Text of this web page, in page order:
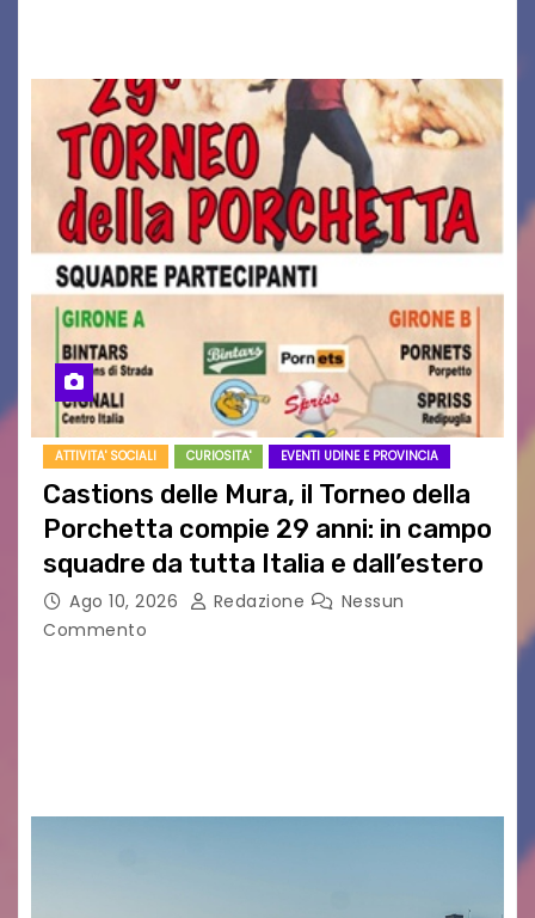
ATTIVITA' SOCIALI CURIOSITA' EVENTI UDINE E PROVINCIA
Castions delle Mura, il Torneo della
Porchetta compie 29 anni: in campo
squadre da tutta Italia e dall’estero
Ago 10, 2026 Redazione
Nessun
Commento